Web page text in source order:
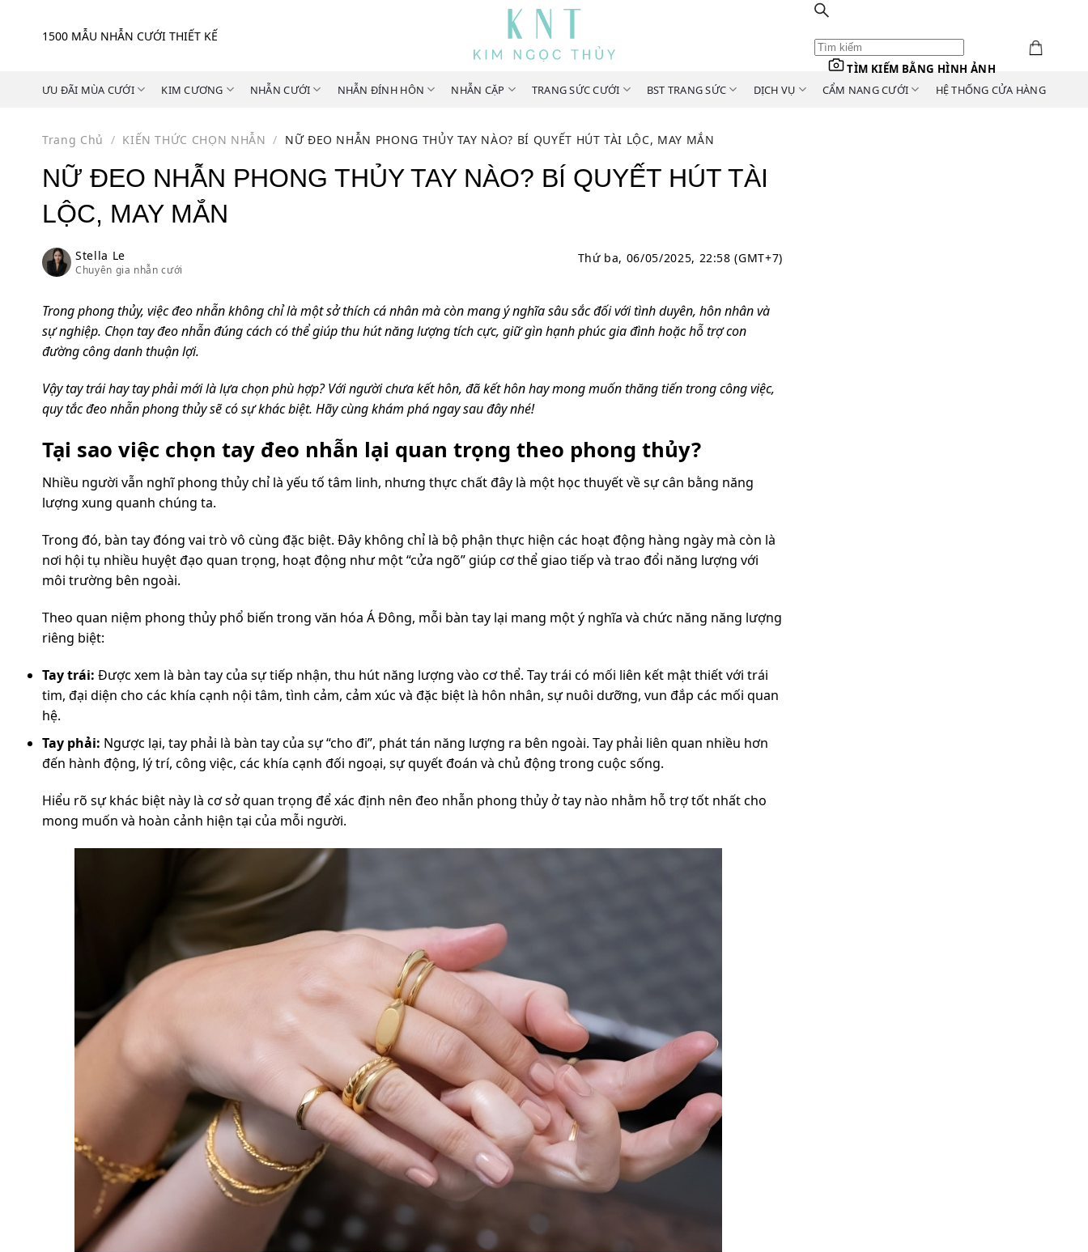
1500 MẪU NHẪN CƯỚI THIẾT KẾ
TÌM KIẾM BẰNG HÌNH ẢNH
ƯU ĐÃI MÙA CƯỚI
KIM CƯƠNG NHẪN CƯỚI NHẪN ĐÍNH HÔN NHẪN CẶP TRANG SỨC CƯỚI BST TRANG SỨC DỊCH VỤ CẨM NANG CƯỚI HỆ THỐNG CỬA HÀNG
Trang Chủ / KIẾN THỨC CHỌN NHẪN / NỮ ĐEO NHẪN PHONG THỦY TAY NÀO? BÍ QUYẾT HÚT TÀI LỘC, MAY MẮN
NỮ ĐEO NHẪN PHONG THỦY TAY NÀO? BÍ QUYẾT HÚT TÀI
LỘC, MAY MẮN
Stella Le
Chuyên gia nhẫn cưới
Thứ ba, 06/05/2025, 22:58 (GMT+7)
Trong phong thủy, việc đeo nhẫn không chỉ là một sở thích cá nhân mà còn mang ý nghĩa sâu sắc đối với tình duyên, hôn nhân và
sự nghiệp. Chọn tay đeo nhẫn đúng cách có thể giúp thu hút năng lượng tích cực, giữ gìn hạnh phúc gia đình hoặc hỗ trợ con
đường công danh thuận lợi.
Vậy tay trái hay tay phải mới là lựa chọn phù hợp? Với người chưa kết hôn, đã kết hôn hay mong muốn thăng tiến trong công việc,
quy tắc đeo nhẫn phong thủy sẽ có sự khác biệt. Hãy cùng khám phá ngay sau đây nhé!
Tại sao việc chọn tay đeo nhẫn lại quan trọng theo phong thủy?
Nhiều người vẫn nghĩ phong thủy chỉ là yếu tố tâm linh, nhưng thực chất đây là một học thuyết về sự cân bằng năng
lượng xung quanh chúng ta.
Trong đó, bàn tay đóng vai trò vô cùng đặc biệt. Đây không chỉ là bộ phận thực hiện các hoạt động hàng ngày mà còn là
nơi hội tụ nhiều huyệt đạo quan trọng, hoạt động như một “cửa ngõ” giúp cơ thể giao tiếp và trao đổi năng lượng với
môi trường bên ngoài.
Theo quan niệm phong thủy phổ biến trong văn hóa Á Đông, mỗi bàn tay lại mang một ý nghĩa và chức năng năng lượng
riêng biệt:
Tay trái: Được xem là bàn tay của sự tiếp nhận, thu hút năng lượng vào cơ thể. Tay trái có mối liên kết mật thiết với trái
tim, đại diện cho các khía cạnh nội tâm, tình cảm, cảm xúc và đặc biệt là hôn nhân, sự nuôi dưỡng, vun đắp các mối quan
hệ.
Tay phải: Ngược lại, tay phải là bàn tay của sự “cho đi”, phát tán năng lượng ra bên ngoài. Tay phải liên quan nhiều hơn
đến hành động, lý trí, công việc, các khía cạnh đối ngoại, sự quyết đoán và chủ động trong cuộc sống.
Hiểu rõ sự khác biệt này là cơ sở quan trọng để xác định nên đeo nhẫn phong thủy ở tay nào nhằm hỗ trợ tốt nhất cho
mong muốn và hoàn cảnh hiện tại của mỗi người.